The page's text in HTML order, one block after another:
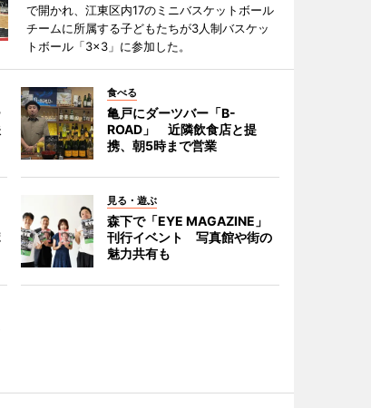
で開かれ、江東区内17のミニバスケットボール
チームに所属する子どもたちが3人制バスケッ
トボール「3×3」に参加した。
食べる
亀戸にダーツバー「B-
ROAD」 近隣飲食店と提
携、朝5時まで営業
見る・遊ぶ
森下で「EYE MAGAZINE」
刊行イベント 写真館や街の
魅力共有も